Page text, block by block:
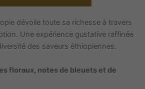
dévoile toute sa richesse à travers
Une expérience gustative raffinée
des saveurs éthiopiennes.
floraux, notes de bleuets et de